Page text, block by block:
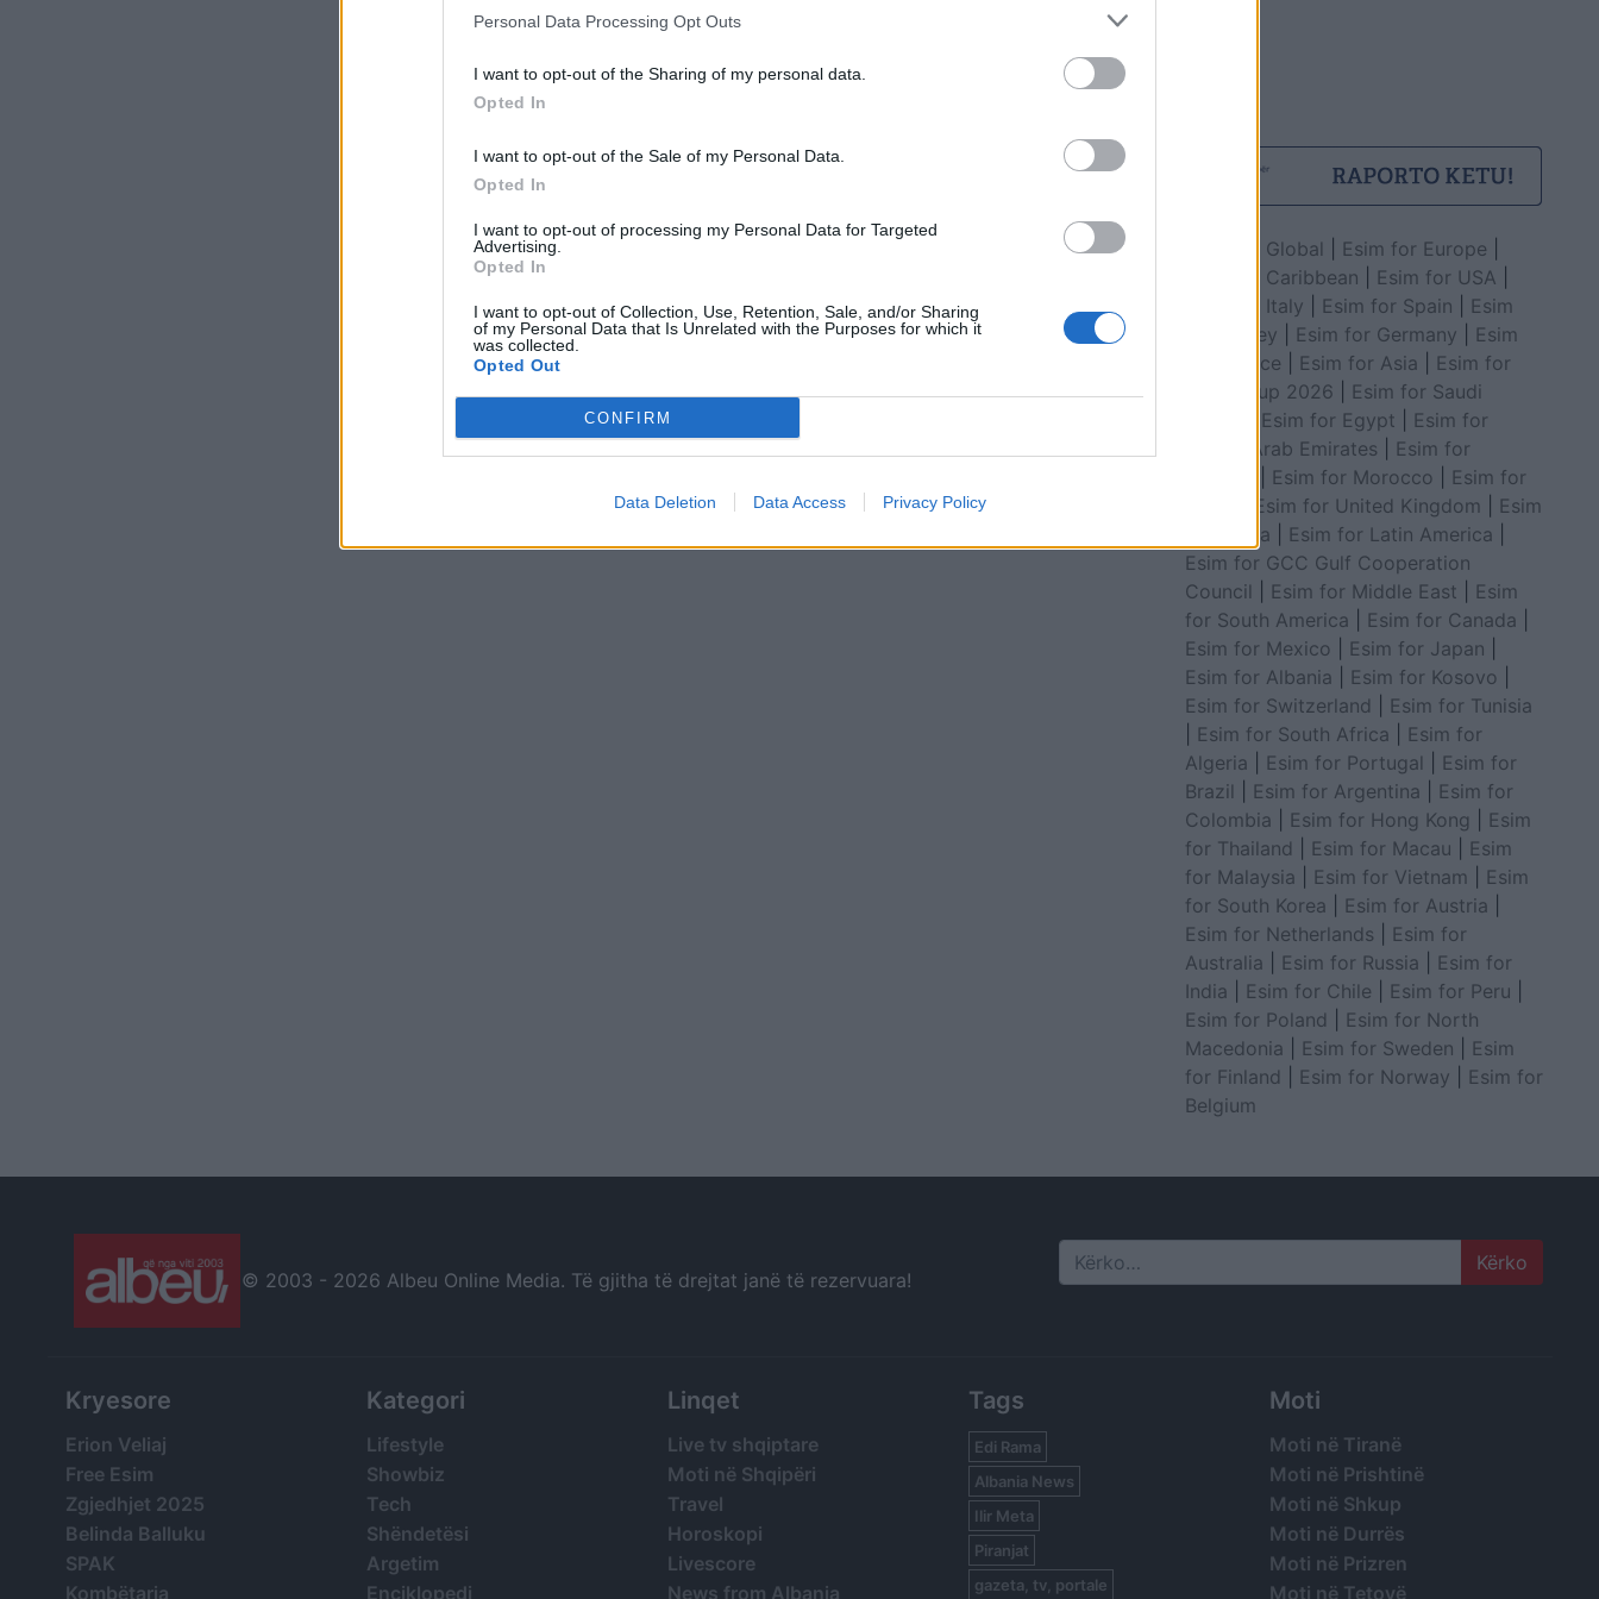
Personal Data Processing Opt Outs
I want to opt-out of the Sharing of my personal data.
Opted In
I want to opt-out of the Sale of my Personal Data.
Opted In
I want to opt-out of processing my Personal Data for Targeted
Advertising.
Opted In
I want to opt-out of Collection, Use, Retention, Sale, and/or Sharing
of my Personal Data that Is Unrelated with the Purposes for which it
was collected.
Opted Out
CONFIRM
Data Deletion Data Access Privacy Policy
Esim for Global Esim for Europe
Esim for Caribbean
Esim for USA
Esim for Italy
Esim for Spain
Esim
for Turkey
Esim for Germany
Esim
for Greece
Esim for Asia
Esim for
World Cup 2026
Esim for Saudi
Esim for Egypt
Esim for
United Arab Emirates
Esim for
Esim for Morocco
Esim for
Esim for United Kingdom
Esim
for Africa
Esim for Latin America
Esim for GCC Gulf Cooperation
Council
Esim for Middle East
Esim
for South America
Esim for Canada
Esim for Mexico
Esim for Japan
Esim for Albania
Esim for Kosovo
Esim for Switzerland
Esim for Tunisia
Esim for South Africa
Esim for
Algeria
Esim for Portugal
Esim for
Brazil
Esim for Argentina
Esim for
Colombia
Esim for Hong Kong
Esim
for Thailand
Esim for Macau
Esim
for Malaysia
Esim for Vietnam
Esim
for South Korea
Esim for Austria
Esim for Netherlands
Esim for
Australia
Esim for Russia
Esim for
India
Esim for Chile Esim for Peru
Esim for Poland
Esim for North
Macedonia
Esim for Sweden
Esim
for Finland
Esim for Norway
Esim for
Belgium
© 2003 - 2026 Albeu Online Media. Të gjitha të drejtat janë të rezervuara! Search
Kryesore
Erion Veliaj
Free Esim
Zgjedhjet 2025
Belinda Balluku
SPAK
Kombëtarja
Kategori
Lifestyle
Showbiz
Tech
Shëndetësi
Argetim
Enciklopedi
Linqet
Live tv shqiptare
Moti në Shqipëri
Travel
Horoskopi
Livescore
News from Albania
Tags
Edi Rama
Albania News
Ilir Meta
Piranjat
gazeta, tv, portale
Moti
Moti në Tiranë
Moti në Prishtinë
Moti në Shkup
Moti në Durrës
Moti në Prizren
Moti në Tetovë